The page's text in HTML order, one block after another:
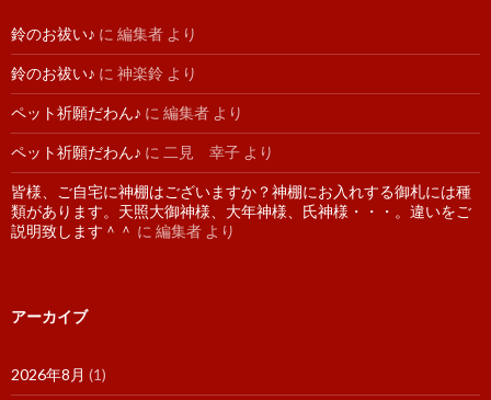
鈴のお祓い♪ に 編集者 より
鈴のお祓い♪ に 神楽鈴 より
ペット祈願だわん♪ に 編集者 より
ペット祈願だわん♪ に 二見 幸子 より
皆様、ご自宅に神棚はございますか？神棚にお入れする御札には種
類があります。天照大御神様、大年神様、氏神様・・・。違いをご
説明致します＾＾ に 編集者 より
アーカイブ
2026年8月 (1)